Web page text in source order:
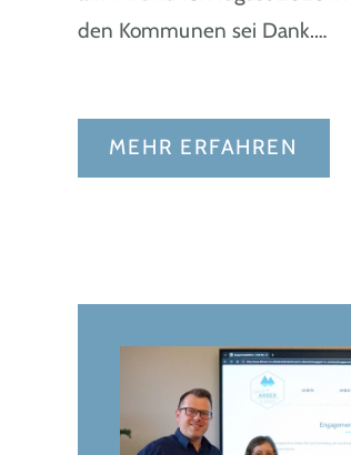
den Kommunen sei Dank.…
MEHR ERFAHREN